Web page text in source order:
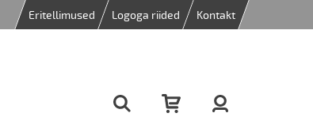
Eritellimused Logoga riided Kontakt